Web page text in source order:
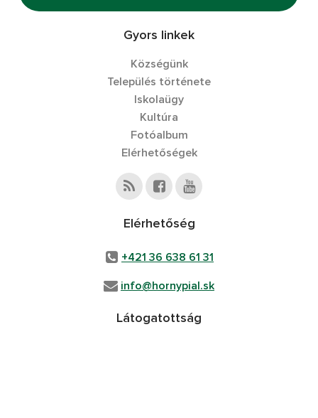
Gyors linkek
Községünk
Település története
Iskolaügy
Kultúra
Fotóalbum
Elérhetőségek
Elérhetőség
+421 36 638 61 31
info@hornypial.sk
Látogatottság